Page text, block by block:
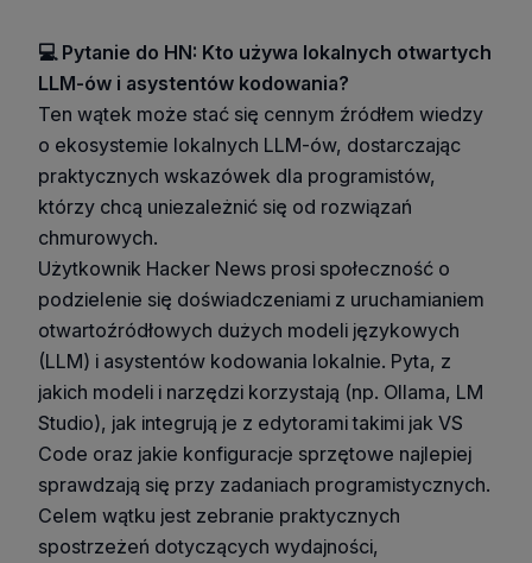
💻 Pytanie do HN: Kto używa lokalnych otwartych
LLM-ów i asystentów kodowania?
Ten wątek może stać się cennym źródłem wiedzy
o ekosystemie lokalnych LLM-ów, dostarczając
praktycznych wskazówek dla programistów,
którzy chcą uniezależnić się od rozwiązań
chmurowych.
Użytkownik Hacker News prosi społeczność o
podzielenie się doświadczeniami z uruchamianiem
otwartoźródłowych dużych modeli językowych
(LLM) i asystentów kodowania lokalnie. Pyta, z
jakich modeli i narzędzi korzystają (np. Ollama, LM
Studio), jak integrują je z edytorami takimi jak VS
Code oraz jakie konfiguracje sprzętowe najlepiej
sprawdzają się przy zadaniach programistycznych.
Celem wątku jest zebranie praktycznych
spostrzeżeń dotyczących wydajności,